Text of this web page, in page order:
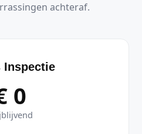
achteraf.
Inspectie
0